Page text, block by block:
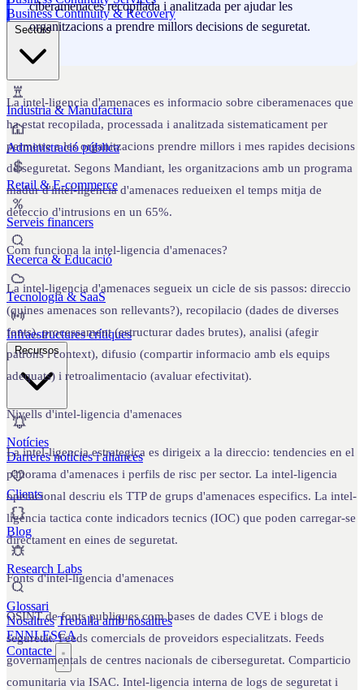
Business Continuity & Recovery
Sectors
Indústria & Manufactura
Administració pública
Retail & E-commerce
Serveis financers
Recerca & Educació
Tecnologia & SaaS
Infraestructures crítiques
Recursos
Notícies
Darreres notícies i aliances
Clients
Blog
Research Labs
Glossari
Nosaltres Treballa amb nosaltres
ENNLESCA
Contacte
ciberamenaces recopilada i analitzada per ajudar les
organitzacions a prendre millors decisions de seguretat.
La intel-ligencia d'amenaces es informacio sobre ciberamenaces que
ha estat recopilada, processada i analitzada sistematicament per
permetre a les organitzacions prendre millors i mes rapides decisions
de seguretat. Segons Mandiant, les organitzacions amb un programa
madur d'intel-ligencia d'amenaces redueixen el temps mitja de
deteccio d'intrusions en un 65%.
Com funciona la intel-ligencia d'amenaces?
La intel-ligencia d'amenaces segueix un cicle de sis passos: direccio
(quines amenaces son rellevants?), recopilacio (dades de diverses
fonts), processament (estructurar dades brutes), analisi (afegir
patrons i context), difusio (compartir informacio amb els equips
adequats) i retroalimentacio (avaluar efectivitat).
Nivells d'intel-ligencia d'amenaces
La intel-ligencia estrategica es dirigeix a la direccio: tendencies en el
panorama d'amenaces i perfils de risc per sector. La intel-ligencia
operacional descriu els TTP de grups d'amenaces especifics. La intel-
ligencia tactica conte indicadors tecnics (IOC) que poden carregar-se
directament en eines de seguretat.
Fonts d'intel-ligencia d'amenaces
OSINT de fonts publiques com bases de dades CVE i blogs de
seguretat. Feeds comercials de proveidors especialitzats. Feeds
governamentals de centres nacionals de ciberseguretat. Comparticio
comunitaria via ISAC. Intel-ligencia interna de logs de seguretat i